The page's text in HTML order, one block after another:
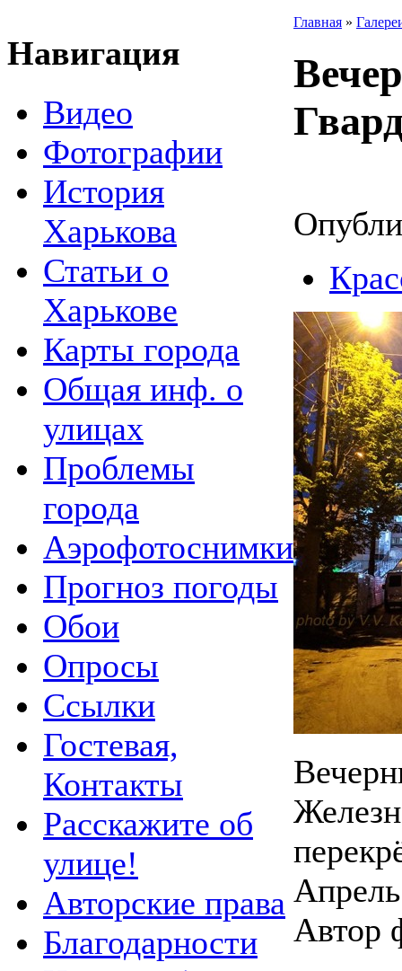
Навигация
Видео
Фотографии
История
Харькова
Статьи о
Харькове
Карты города
Общая инф. о
улицах
Проблемы
города
Аэрофотоснимки
Прогноз погоды
Обои
Опросы
Ссылки
Гостевая,
Контакты
Расскажите об
улице!
Авторские права
Благодарности
Главная »
Автор